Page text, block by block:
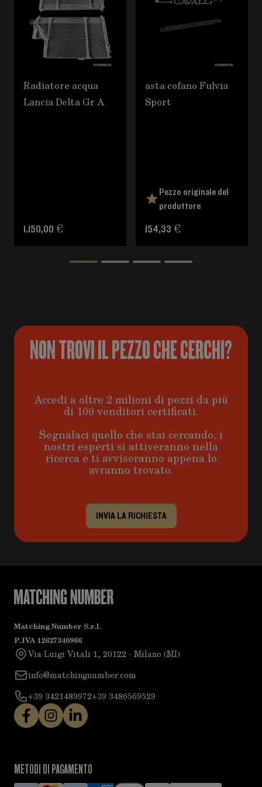
Radiatore acqua
Lancia Delta Gr A
1.150,00 €
asta cofano Fulvia
Sport
Pezzo originale del
produttore
154,33 €
NON TROVI IL PEZZO CHE CERCHI?
Accedi a oltre 2 milioni di pezzi da più
di 100 venditori certificati.
Segnalaci quello che stai cercando, i
nostri esperti si attiveranno nella
ricerca e ti avviseranno appena lo
avranno trovato.
INVIA LA RICHIESTA
Matching Number S.r.l.
P.IVA 12627340966
Via Luigi Vitali 1, 20122 - Milano (MI)
info@matchingnumber.com
+39 3421489972+39 3486569529
METODI DI PAGAMENTO